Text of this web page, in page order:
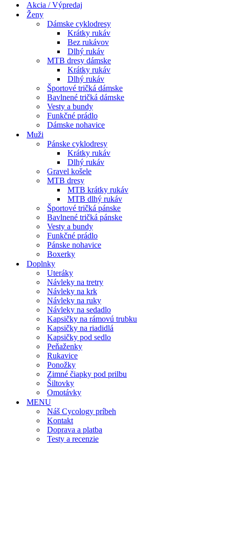
Akcia / Výpredaj
Ženy
Dámske cyklodresy
Krátky rukáv
Bez rukávov
Dlhý rukáv
MTB dresy dámske
Krátky rukáv
Dlhý rukáv
Športové tričká dámske
Bavlnené tričká dámske
Vesty a bundy
Funkčné prádlo
Dámske nohavice
Muži
Pánske cyklodresy
Krátky rukáv
Dlhý rukáv
Gravel košele
MTB dresy
MTB krátky rukáv
MTB dlhý rukáv
Športové tričká pánske
Bavlnené tričká pánske
Vesty a bundy
Funkčné prádlo
Pánske nohavice
Boxerky
Doplnky
Uteráky
Návleky na tretry
Návleky na krk
Návleky na ruky
Návleky na sedadlo
Kapsičky na rámovú trubku
Kapsičky na riadidlá
Kapsičky pod sedlo
Peňaženky
Rukavice
Ponožky
Zimné čiapky pod prilbu
Šiltovky
Omotávky
MENU
Náš Cycology príbeh
Kontakt
Doprava a platba
Testy a recenzie